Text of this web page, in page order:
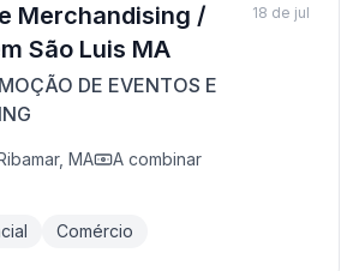
Merchandising /
São Luis MA
DE EVENTOS E
MA
A combinar
Comércio
18 de jul